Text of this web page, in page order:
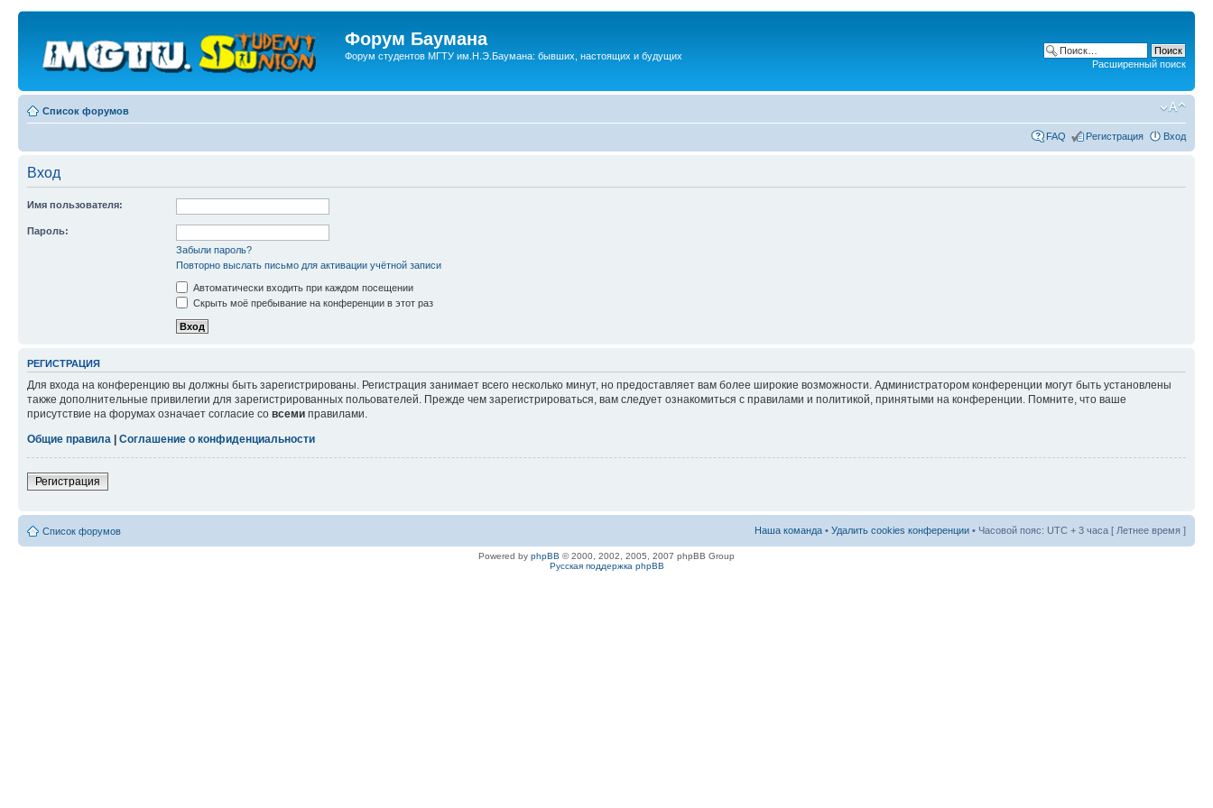
Форум Баумана
Форум студентов МГТУ им.Н.Э.Баумана: бывших, настоящих и будущих
Расширенный поиск
Список форумов
FAQ Регистрация Вход
Вход
Имя пользователя:
Пароль:
Забыли пароль?
Повторно выслать письмо для активации учётной записи
Автоматически входить при каждом посещении
Скрыть моё пребывание на конференции в этот раз
РЕГИСТРАЦИЯ
Для входа на конференцию вы должны быть зарегистрированы. Регистрация занимает всего несколько минут, но предоставляет вам более широкие возможности. Администратором конференции могут быть установлены
также дополнительные привилегии для зарегистрированных польователей. Прежде чем зарегистрироваться, вам следует ознакомиться с правилами и политикой, принятыми на конференции. Помните, что ваше
присутствие на форумах означает согласие со всеми правилами.
Общие правила | Соглашение о конфиденциальности
Регистрация
Список форумов Наша команда • Удалить cookies конференции • Часовой пояс: UTC + 3 часа [ Летнее время ]
Powered by phpBB © 2000, 2002, 2005, 2007 phpBB Group
Русская поддержка phpBB